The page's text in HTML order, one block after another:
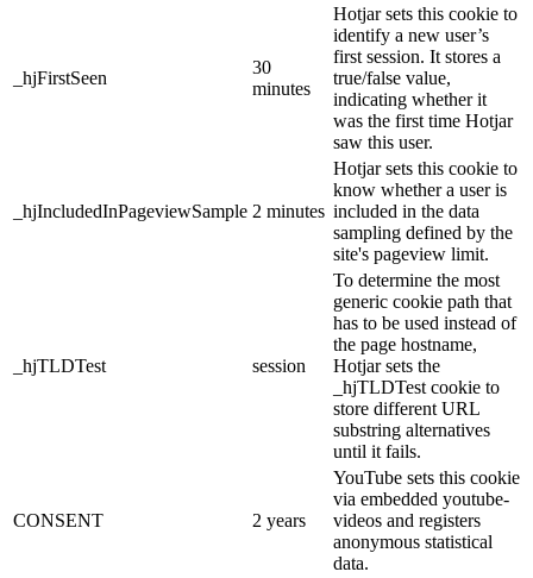
_hjFirstSeen
30
minutes
Hotjar sets this cookie to
identify a new user’s
first session. It stores a
true/false value,
indicating whether it
was the first time Hotjar
saw this user.
_hjIncludedInPageviewSample 2 minutes
Hotjar sets this cookie to
know whether a user is
included in the data
sampling defined by the
site's pageview limit.
_hjTLDTest session
To determine the most
generic cookie path that
has to be used instead of
the page hostname,
Hotjar sets the
_hjTLDTest cookie to
store different URL
substring alternatives
until it fails.
CONSENT 2 years
YouTube sets this cookie
via embedded youtube-
videos and registers
anonymous statistical
data.